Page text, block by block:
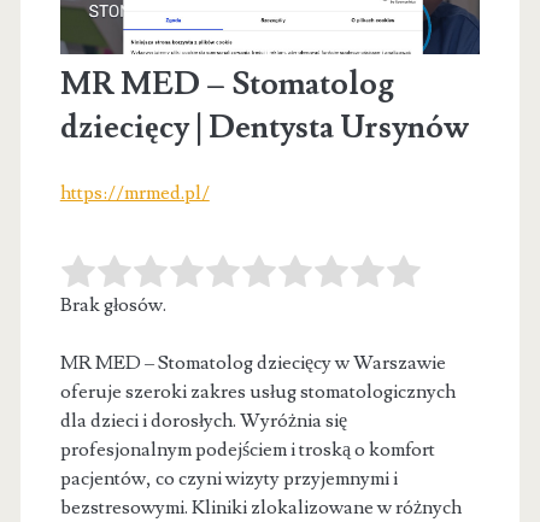
MR MED – Stomatolog
dziecięcy | Dentysta Ursynów
https://mrmed.pl/
Brak głosów.
MR MED – Stomatolog dziecięcy w Warszawie
oferuje szeroki zakres usług stomatologicznych
dla dzieci i dorosłych. Wyróżnia się
profesjonalnym podejściemi troską o komfort
pacjentów, co czyni wizyty przyjemnymi i
bezstresowymi. Kliniki zlokalizowane w różnych